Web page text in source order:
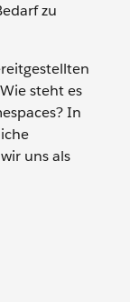
zu
steht es
In
uns als